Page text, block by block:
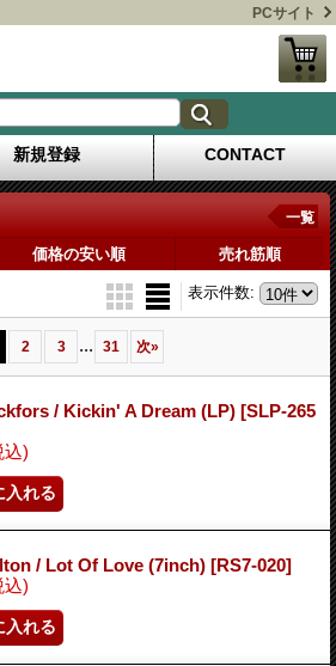
PCサイト
新規登録 CONTACT
一覧
価格の安い順 売れ筋順
表示件数:
2 3 ... 31 次»
/ Kickin' A Dream (LP) [SLP-265
込)
/ Lot Of Love (7inch) [RS7-020]
込)